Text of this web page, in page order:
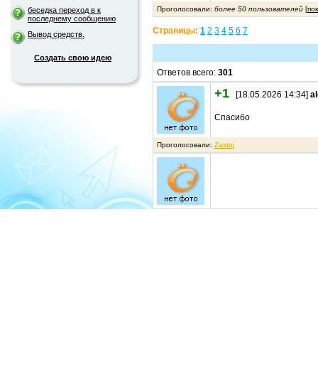
беседка переход в к
последнему сообщению
Вывод средств.
Создать свою идею
Проголосовали: более 50 пользователей [
Страницы: 1 2 3 4 5 6 7
Ответов всего: 301
+1 [18.05.2026 14:34]
Спасибо
Проголосовали: Zastoj